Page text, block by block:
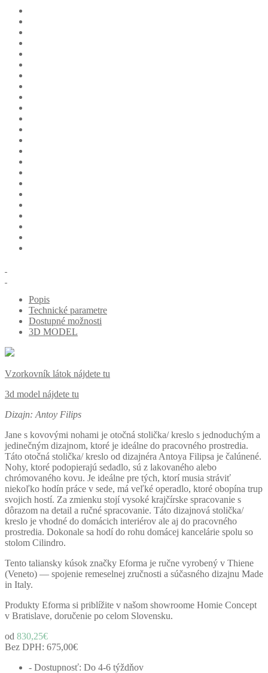
Popis
Technické parametre
Dostupné možnosti
3D MODEL
Vzorkovník látok nájdete tu
3d model nájdete tu
Dizajn: Antoy Filips
Jane s kovovými nohami je otočná stolička/ kreslo s jednoduchým a
jedinečným dizajnom, ktoré je ideálne do pracovného prostredia.
Táto otočná stolička/ kreslo od dizajnéra Antoya Filipsa je čalúnené.
Nohy, ktoré podopierajú sedadlo, sú z lakovaného alebo
chrómovaného kovu. Je ideálne pre tých, ktorí musia stráviť
niekoľko hodín práce v sede, má veľké operadlo, ktoré obopína trup
svojich hostí. Za zmienku stojí vysoké krajčírske spracovanie s
dôrazom na detail a ručné spracovanie. Táto dizajnová stolička/
kreslo je vhodné do domácich interiérov ale aj do pracovného
prostredia. Dokonale sa hodí do rohu domácej kancelárie spolu so
stolom Cilindro.
Tento taliansky kúsok značky Eforma je ručne vyrobený v Thiene
(Veneto) — spojenie remeselnej zručnosti a súčasného dizajnu Made
in Italy.
Produkty Eforma si priblížite v našom showroome Homie Concept
v Bratislave, doručenie po celom Slovensku.
od 830,25€
Bez DPH: 675,00€
- Dostupnosť: Do 4-6 týždňov